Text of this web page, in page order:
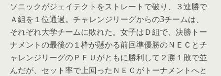
ソニックがジェイテクトをストレートで破り、３連勝で
Ａ組を１位通過。チャレンジリーグからの3チームは、
それぞれ大学チームに敗れた。女子はＤ組で、決勝トー
ナメントの最後の１枠が懸かる前回準優勝のＮＥＣとチ
ャレンジリーグのＰＦＵがともに勝利して２勝１敗で並
んだが、セット率で上回ったＮＥＣがトーナメントへと